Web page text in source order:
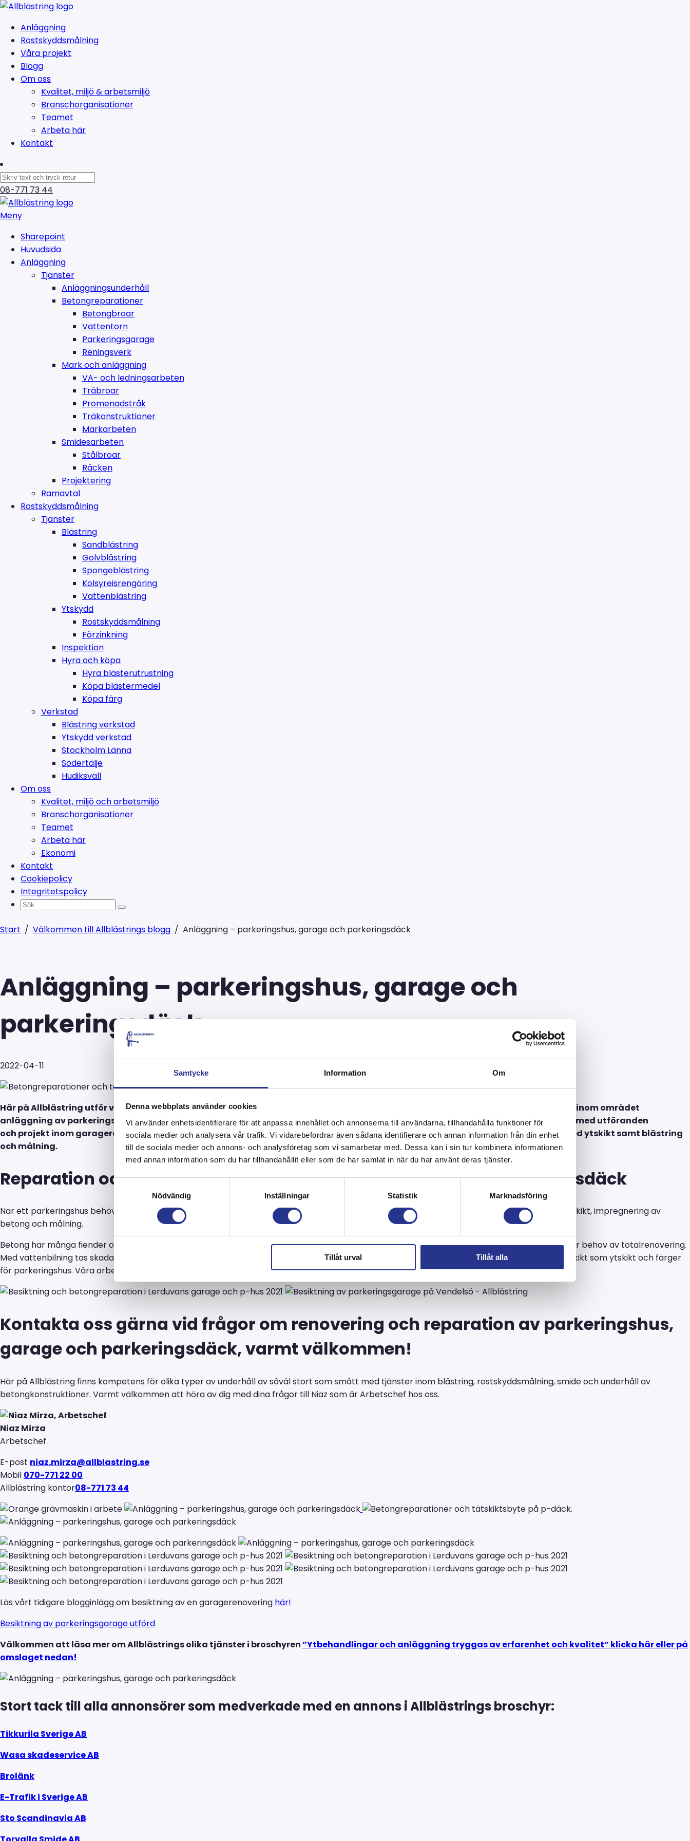
Samtycke Information Om
Denna webbplats använder cookies
Vi använder enhetsidentifierare för att anpassa innehållet och annonserna till användarna, tillhandahålla funktioner för
sociala medier och analysera vår trafik. Vi vidarebefordrar även sådana identifierare och annan information från din enhet
till de sociala medier och annons- och analysföretag som vi samarbetar med. Dessa kan i sin tur kombinera informationen
med annan information som du har tillhandahållit eller som de har samlat in när du har använt deras tjänster.
Samtyckesval
Nödvändig
Inställningar Statistik Marknadsföring
Tillåt urval Tillåt alla
Anläggning
Rostskyddsmålning
Våra projekt
Blogg
Om oss
Kvalitet, miljö & arbetsmiljö
Branschorganisationer
Teamet
Arbeta här
Kontakt
08-771 73 44
Meny
Sharepoint
Huvudsida
Anläggning
Tjänster
Anläggningsunderhåll
Betongreparationer
Betongbroar
Vattentorn
Parkeringsgarage
Reningsverk
Mark och anläggning
VA- och ledningsarbeten
Träbroar
Promenadstråk
Träkonstruktioner
Markarbeten
Smidesarbeten
Stålbroar
Räcken
Projektering
Ramavtal
Rostskyddsmålning
Tjänster
Blästring
Sandblästring
Golvblästring
Spongeblästring
Kolsyreisrengöring
Vattenblästring
Ytskydd
Rostskyddsmålning
Förzinkning
Inspektion
Hyra och köpa
Hyra blästerutrustning
Köpa blästermedel
Köpa färg
Verkstad
Blästring verkstad
Ytskydd verkstad
Stockholm Länna
Södertälje
Hudiksvall
Om oss
Kvalitet, miljö och arbetsmiljö
Branschorganisationer
Teamet
Arbeta här
Ekonomi
Kontakt
Cookiepolicy
Integritetspolicy
Start / Välkommen till Allblästrings blogg / Anläggning – parkeringshus, garage och parkeringsdäck
Anläggning – parkeringshus, garage och
parkeringsdäck
2022-04-11
Här på Allblästring utför vi inte längre bara blästring och rostskyddsmålning utan vi arbetar också med renovering och reparation inom området
anläggning av parkeringshus, garage och parkeringsdäck. Vi stöttar dig gärna med totalentreprenader och anläggningsarbeten med utföranden
och projekt inom garagerenovering med reparationer av betongskador, förstärkning, tätskikt, impregnering av betong, arbete med ytskikt samt blästring
och målning.
Reparation och renovering av parkeringshus, garage och parkeringsdäck
När ett parkeringshus behöver renoveras tar vi bland annat hand om blästring, betongreparationer, betongförstärkningar, bilning, tätskikt, ytskikt, impregnering av
betong och målning.
Betong har många fiender och många olika typer av skador kan uppkomma. Lagas småskador i tid minskar risken att de sprider sig och orsakar behov av totalrenovering.
Med vattenbilning tas skadad betong effektivt bort och en bra yta för ny efterbehandling skapas. Vi har stor erfarenhet av att välja såväl tätskikt som ytskikt och färger
för parkeringshus. Våra arbeten utförs alltid med långsiktighet, kvalitet, kostnad och miljö i fokus.
Kontakta oss gärna vid frågor om renovering och reparation av parkeringshus,
garage och parkeringsdäck, varmt välkommen!
Här på Allblästring finns kompetens för olika typer av underhåll av såväl stort som smått med tjänster inom blästring, rostskyddsmålning, smide och underhåll av
betongkonstruktioner. Varmt välkommen att höra av dig med dina frågor till Niaz som är Arbetschef hos oss.
Niaz Mirza
Arbetschef
E-post niaz.mirza@allblastring.se
Mobil 070-771 22 00
Allblästring kontor08-771 73 44
Läs vårt tidigare blogginlägg om besiktning av en garagerenovering här!
Besiktning av parkeringsgarage utförd
Välkommen att läsa mer om Allblästrings olika tjänster i broschyren”Ytbehandlingar och anläggning tryggas av erfarenhet och kvalitet” klicka här eller på
omslaget nedan!
Stort tack till alla annonsörer som medverkade med en annons i Allblästrings broschyr:
Tikkurila Sverige AB
Wasa skadeservice AB
Brolänk
E-Trafik i Sverige AB
Sto Scandinavia AB